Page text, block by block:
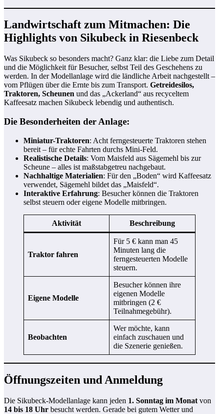
Landwirtschaft zum Mitmachen: Die
Highlights von Sikubeck in Riesenbeck
Was Sikubeck so besonders macht? Ganz klar: die Liebe zum Detail
und die Möglichkeit für Besucher, selbst Teil des Geschehens zu
werden. In der Modellanlage wird die ländliche Arbeit nachgestellt –
vom Pflügen über die Ernte bis zum Transport. Getreidesilos,
Traktoren, Scheunen und das „Ackerland“ aus recyceltem
Kaffeesatz machen Sikubeck lebendig und authentisch.
Die Besonderheiten der Anlage:
Miniatur-Traktoren: Acht ferngesteuerte Traktoren stehen
bereit – für echte Fahrten durchs Mini-Feld.
Realistische Details: Vom Maisfeld aus Sägemehl bis zur
Scheune – alles ist maßstabgetreu nachgebaut.
Nachhaltige Materialien: Für den „Boden“ wird Kaffeesatz
verwendet, Sägemehl bildet das „Maisfeld“.
Interaktive Erfahrung: Besucher können die Traktoren
selbst steuern oder eigene Modelle mitbringen.
Aktivität Beschreibung
Traktor fahren
Für 5 € kann man 45
Minuten lang die
ferngesteuerten Modelle
steuern.
Eigene Modelle
Besucher können ihre
eigenen Modelle
mitbringen (2 €
Teilnahmegebühr).
Beobachten
Wer möchte, kann
einfach zuschauen und
die Szenerie genießen.
Öffnungszeiten und Anmeldung
Die Sikubeck-Modellanlage kann jeden 1. Sonntag im Monat von
14 bis 18 Uhr besucht werden. Gerade bei gutem Wetter und